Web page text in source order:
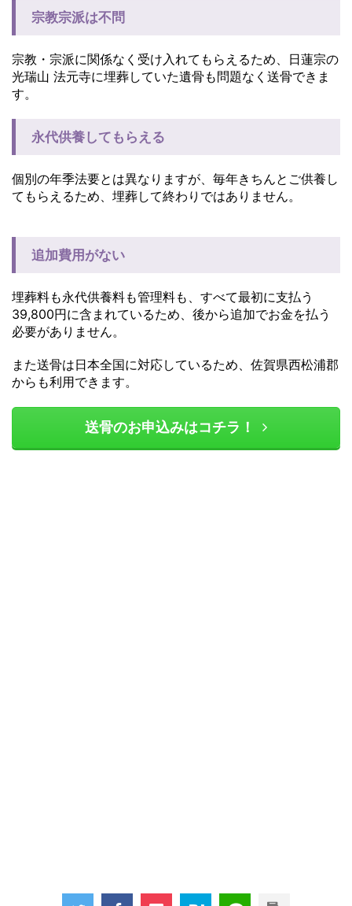
宗教宗派は不問
宗教・宗派に関係なく受け入れてもらえるため、日蓮宗の
光瑞山 法元寺に埋葬していた遺骨も問題なく送骨できま
す。
永代供養してもらえる
個別の年季法要とは異なりますが、毎年きちんとご供養し
てもらえるため、埋葬して終わりではありません。
追加費用がない
埋葬料も永代供養料も管理料も、すべて最初に支払う
39,800円に含まれているため、後から追加でお金を払う
必要がありません。
また送骨は日本全国に対応しているため、佐賀県西松浦郡
からも利用できます。
送骨のお申込みはコチラ！